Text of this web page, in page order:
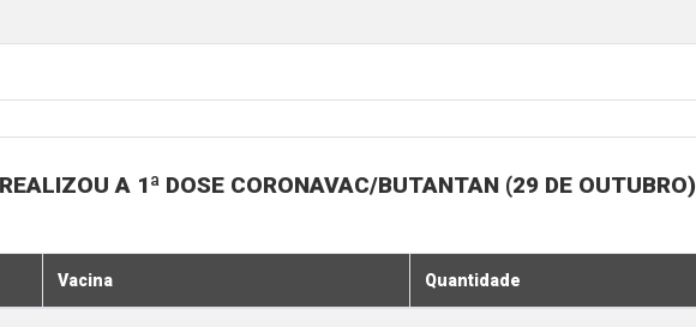
A 1ª DOSE CORONAVAC/BUTANTAN (29 DE OUTUBRO)
Vacina Quantidade